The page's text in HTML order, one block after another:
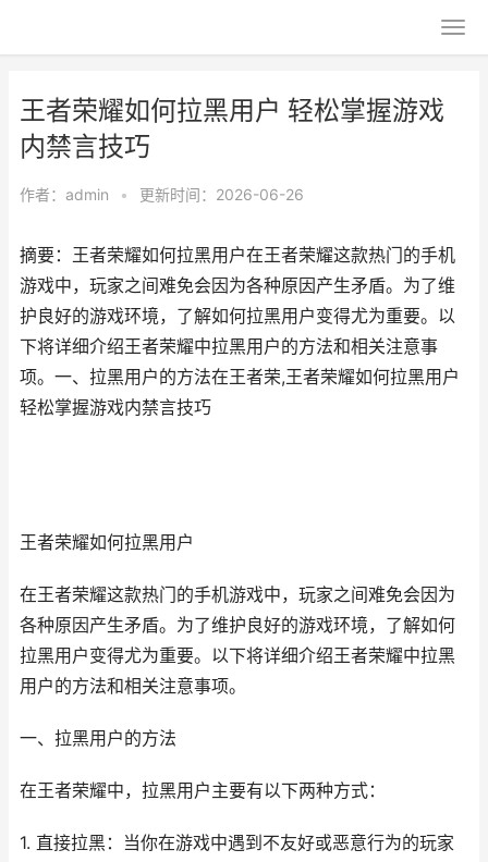
王者荣耀如何拉黑用户 轻松掌握游戏
内禁言技巧
作者： admin • 更新时间：2026-06-26
摘要：王者荣耀如何拉黑用户在王者荣耀这款热门的手机
游戏中，玩家之间难免会因为各种原因产生矛盾。为了维
护良好的游戏环境，了解如何拉黑用户变得尤为重要。以
下将详细介绍王者荣耀中拉黑用户的方法和相关注意事
项。一、拉黑用户的方法在王者荣,王者荣耀如何拉黑用户
轻松掌握游戏内禁言技巧
王者荣耀如何拉黑用户
在王者荣耀这款热门的手机游戏中，玩家之间难免会因为
各种原因产生矛盾。为了维护良好的游戏环境，了解如何
拉黑用户变得尤为重要。以下将详细介绍王者荣耀中拉黑
用户的方法和相关注意事项。
一、拉黑用户的方法
在王者荣耀中，拉黑用户主要有以下两种方式：
1. 直接拉黑：当你在游戏中遇到不友好或恶意行为的玩家